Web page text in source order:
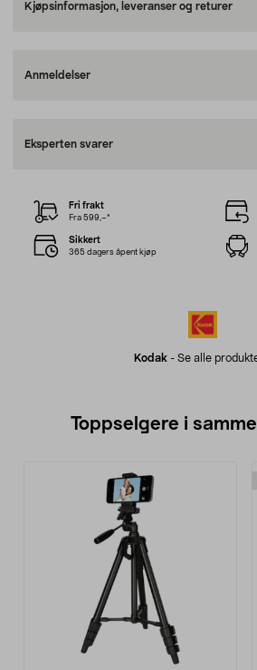
Kjøpsinformasjon, leveranser og returer
Anmeldelser
Eksperten svarer
Kodak- Se alle
Fri frakt
Fra 599,–*
Sikkert
365 dagers åpent kjøp
Toppselgere i